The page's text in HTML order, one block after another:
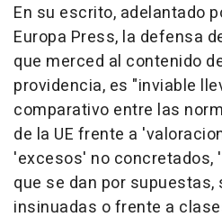
En su escrito, adelantado
Europa Press, la defensa
que merced al contenido
providencia, es "inviable
comparativo entre las
de la UE frente a
'excesos' no concretados,
que se dan por supuestas,
insinuadas o frente a